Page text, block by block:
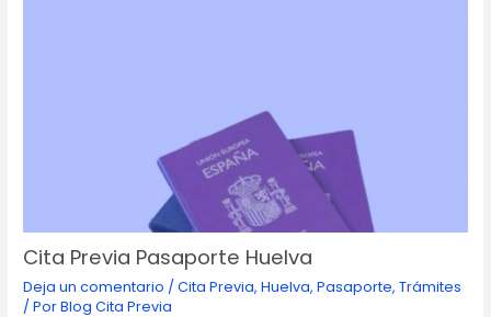
Cita Previa Pasaporte Huelva
Deja un comentario /Cita Previa,Huelva,Pasaporte,Trámites
/ PorBlog Cita Previa